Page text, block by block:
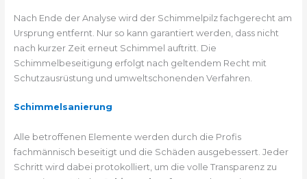
Nach Ende der Analyse wird der Schimmelpilz fachgerecht am
Ursprung entfernt. Nur so kann garantiert werden, dass nicht
nach kurzer Zeit erneut Schimmel auftritt. Die
Schimmelbeseitigung erfolgt nach geltendem Recht mit
Schutzausrüstung und umweltschonenden Verfahren.
Schimmelsanierung
Alle betroffenen Elemente werden durch die Profis
fachmännisch beseitigt und die Schäden ausgebessert. Jeder
Schritt wird dabei protokolliert, um die volle Transparenz zu